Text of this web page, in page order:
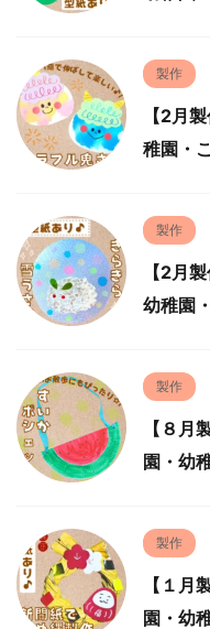
製作
【2月
稚園・
製作
【2月
幼稚園
製作
【８月
園・幼
製作
【１月
園・幼